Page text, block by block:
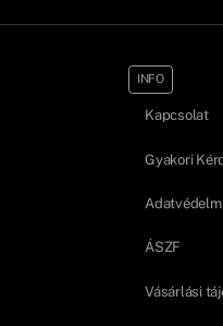
INFO
Kapcsolat
Gyakori
ÁSZF
Vásárlási